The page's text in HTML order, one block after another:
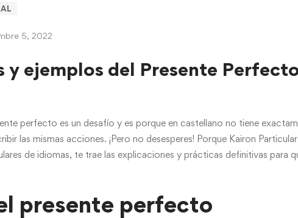
5, 2022
y ejemplos del Presente
perfecto es un desafío y es porque en castellano no tiene
las mismas acciones. ¡Pero no desesperes! Porque Kairon
de idiomas, te trae las explicaciones y prácticas definitivas para
presente perfecto